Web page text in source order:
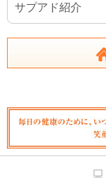
サプアド紹介